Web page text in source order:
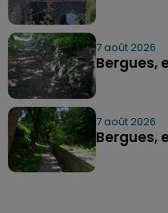
7 août 2026
Bergues,
7 août 2026
Bergues,